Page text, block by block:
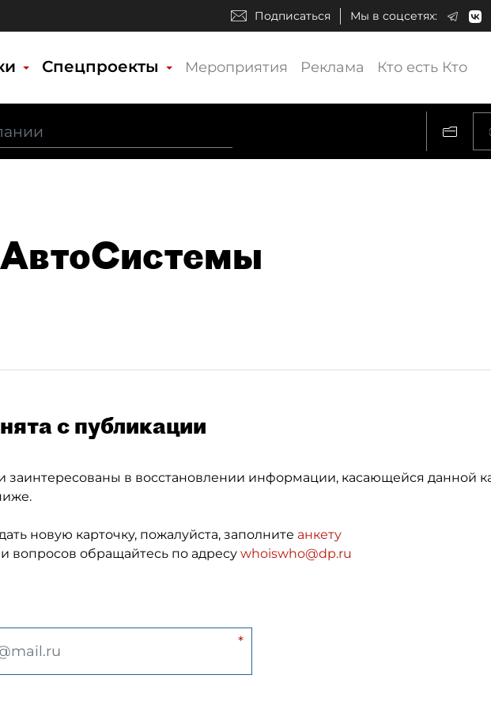
Подписаться Мы в соцсетях:
Спецпроекты Мероприятия Реклама Кто есть Кто
с публикации
заинтересованы в восстановлении информации, касающейся данной
новую карточку, пожалуйста, заполните анкету
вопросов обращайтесь по адресу whoiswho@dp.ru